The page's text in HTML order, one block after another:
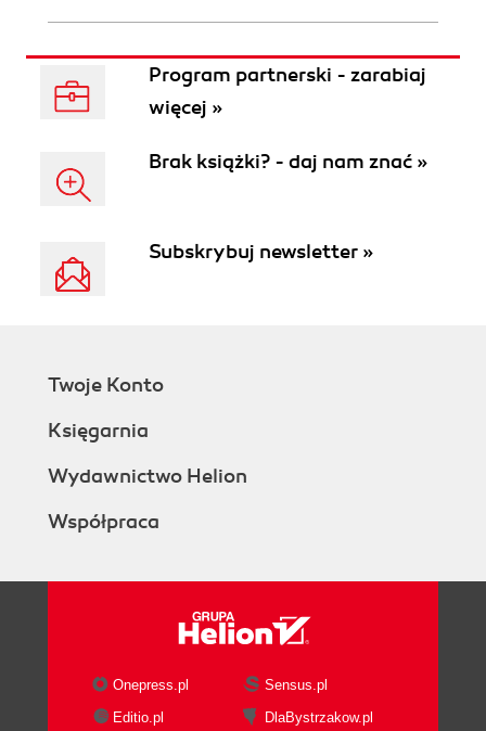
Program partnerski - zarabiaj
więcej »
Brak książki? - daj nam znać »
Subskrybuj newsletter »
Twoje Konto
Księgarnia
Wydawnictwo Helion
Współpraca
Onepress.pl
Sensus.pl
Editio.pl
DlaBystrzakow.pl